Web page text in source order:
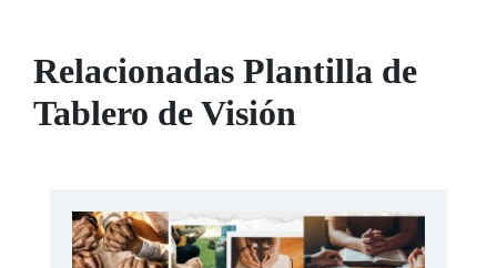
Relacionadas Plantilla de
Tablero de Visión